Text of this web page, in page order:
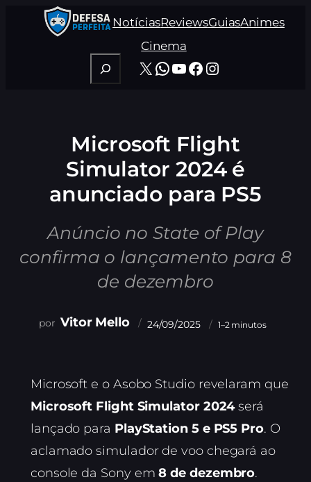
NotíciasReviewsGuiasAnimes
Cinema
Pesquisar
X WhatsApp
Youtube
Facebook
Instagram
Microsoft Flight
Simulator 2024 é
anunciado para PS5
Anúncio no State of Play
confirma o lançamento para 8
de dezembro
Vitor Mello 24/09/2025 1–2 minutos
Microsoft e o Asobo Studio revelaram que
Microsoft Flight Simulator 2024será
lançado para PlayStation 5 e PS5 Pro. O
aclamado simulador de voo chegará ao
console da Sony em8 de dezembro.